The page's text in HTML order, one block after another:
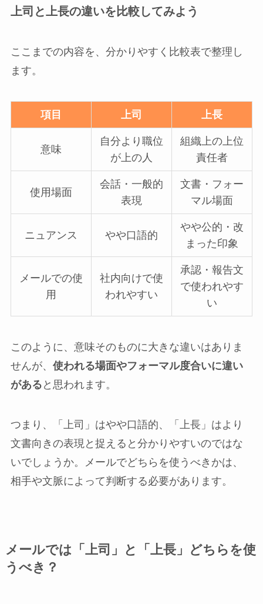
上司と上長の違いを比較してみよう
ここまでの内容を、分かりやすく比較表で整理し
ます。
項目 上司 上長
意味
自分より職位
が上の人
組織上の上位
責任者
使用場面
会話・一般的
表現
文書・フォー
マル場面
ニュアンス やや口語的
やや公的・改
まった印象
メールでの使
用
社内向けで使
われやすい
承認・報告文
で使われやす
い
このように、意味そのものに大きな違いはありま
せんが、 使われる場面やフォーマル度合いに違い
がある と思われます。
つまり、「上司」はやや口語的、「上長」はより
文書向きの表現と捉えると分かりやすいのではな
いでしょうか。メールでどちらを使うべきかは、
相手や文脈によって判断する必要があります。
メールでは「上司」と「上長」どちらを使
うべき？